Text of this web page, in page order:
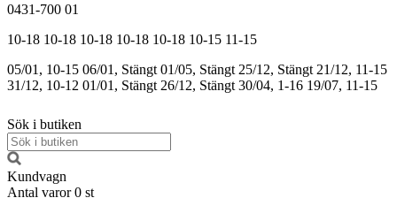
0431-700 01
10-18 10-18 10-18 10-18 10-18 10-15 11-15
05/01, 10-15 06/01, Stängt 01/05, Stängt 25/12, Stängt 21/12, 11-15
31/12, 10-12 01/01, Stängt 26/12, Stängt 30/04, 1-16 19/07, 11-15
Sök i butiken
Kundvagn
Antal varor 0 st